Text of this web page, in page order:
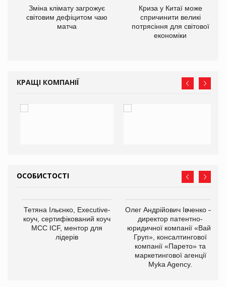
Зміна клімату загрожує
світовим дефіцитом чаю
матча
Криза у Китаї може
спричинити великі
потрясіння для світової
економіки
КРАЩІ КОМПАНІЇ
ОСОБИСТОСТІ
Тетяна Ільєнко, Executive-
коуч, сертифікований коуч
МСС ICF, ментор для
лідерів
Олег Андрійович Івченко —
директор патентно-
юридичної компанії «Вайз
Груп», консалтингової
компанії «Парето» та
маркетингової агенції
Myka Agency.